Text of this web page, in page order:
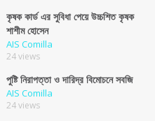
কৃষক কার্ড এর সুবিধা পেয়ে উচ্চশিত কৃষক
শাশীম হোসেন
AIS Comilla
24 views
পুষ্টি নিরাপত্তা ও দারিদ্র বিমোচনে সবজি
AIS Comilla
24 views